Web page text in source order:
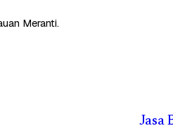
Meranti.
Jasa